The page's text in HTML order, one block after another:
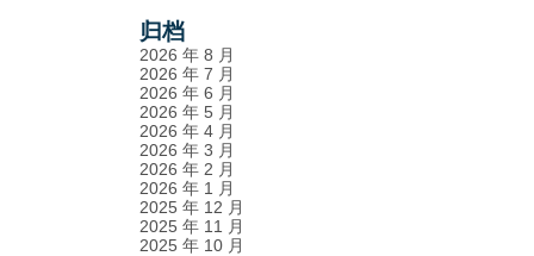
归档
2026 年 8 月
2026 年 7 月
2026 年 6 月
2026 年 5 月
2026 年 4 月
2026 年 3 月
2026 年 2 月
2026 年 1 月
2025 年 12 月
2025 年 11 月
2025 年 10 月